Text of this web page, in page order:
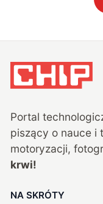
Portal
piszący o nauce i
motoryzacji,
krwi!
NA SKRÓTY